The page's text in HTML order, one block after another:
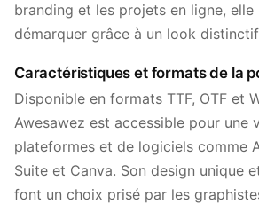
branding et les projets en ligne, elle
démarquer grâce à un look
Caractéristiques et formats de la
Disponible en formats TTF, OTF et
Awesawez est accessible pour une
plateformes et de logiciels comme
Suite et Canva. Son design unique
font un choix prisé par les